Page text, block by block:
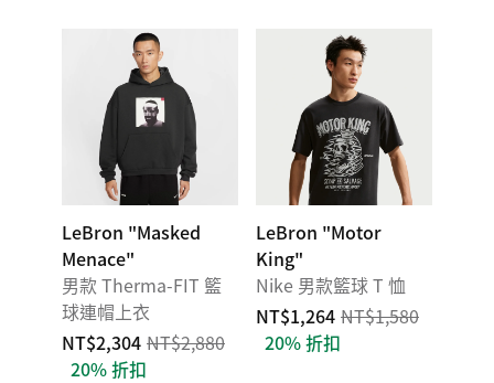
LeBron "Masked
Menace"
男款 Therma-FIT 籃
球連帽上衣
NT$2,304 NT$2,880
20% 折扣
LeBron "Motor
King"
Nike 男款籃球 T 恤
NT$1,264 NT$1,580
20% 折扣